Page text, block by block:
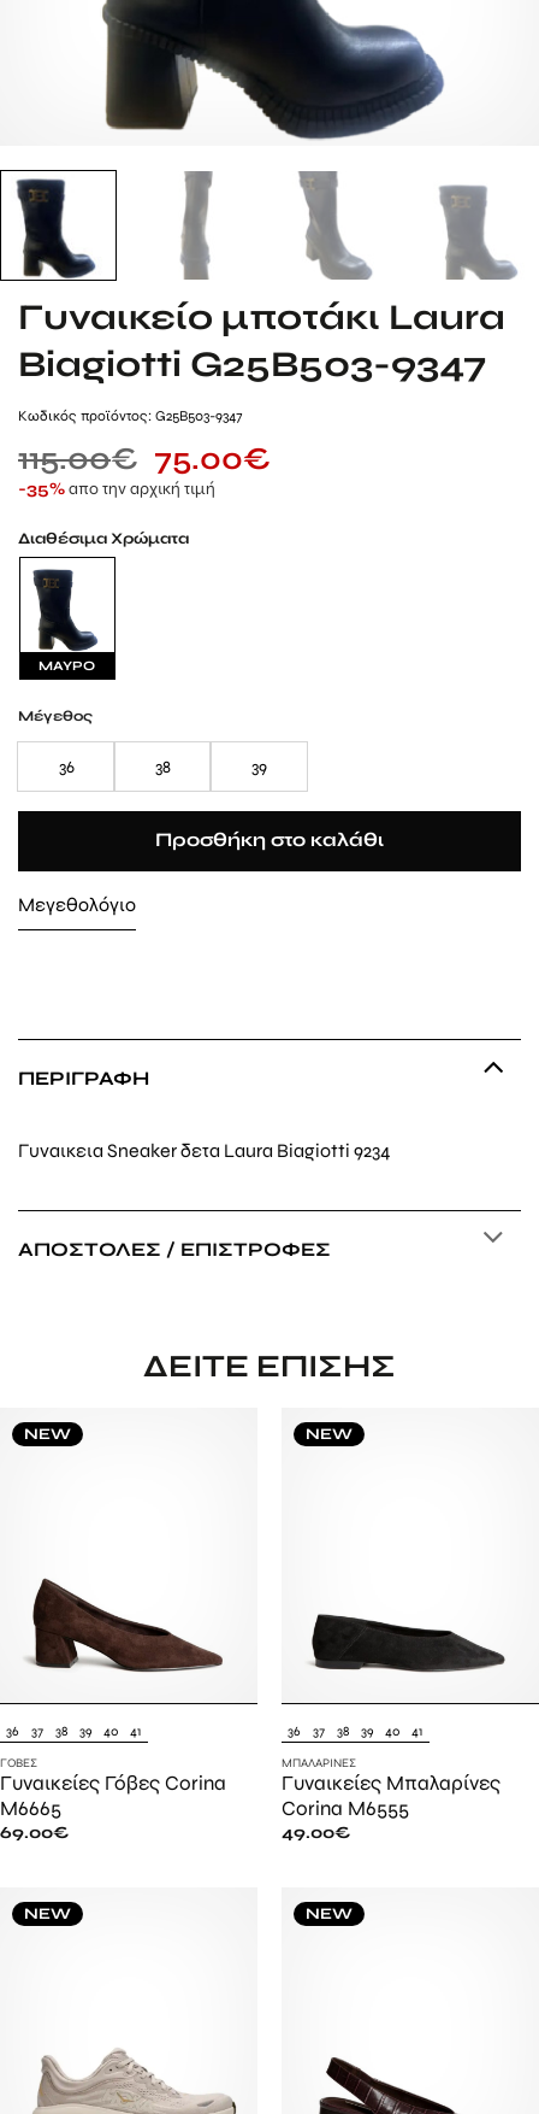
Γυναικείο μποτάκι Laura
Biagiotti G25B503-9347
Kωδικός προϊόντος: G25B503-9347
115.00€ 75.00€
-35%απο την αρχική τιμή
Διαθέσιμα Χρώματα
ΜΑΥΡΟ
Μέγεθος
36 38 39
Προσθήκη στο καλάθι
Μεγεθολόγιο
ΠΕΡΙΓΡΑΦΉ
Γυναικεια Sneaker δετα Laura Biagiotti 9234
ΑΠΟΣΤΟΛΈΣ / ΕΠΙΣΤΡΟΦΈΣ
ΔΕΊΤΕ ΕΠΊΣΗΣ
NEW
36 37 38 39 40 41
ΓΌΒΕΣ
Γυναικείες Γόβες Corina
M6665
69.00€
NEW
36 37 38 39 40 41
ΜΠΑΛΑΡΊΝΕΣ
Γυναικείες Μπαλαρίνες
Corina M6555
49.00€
NEW NEW